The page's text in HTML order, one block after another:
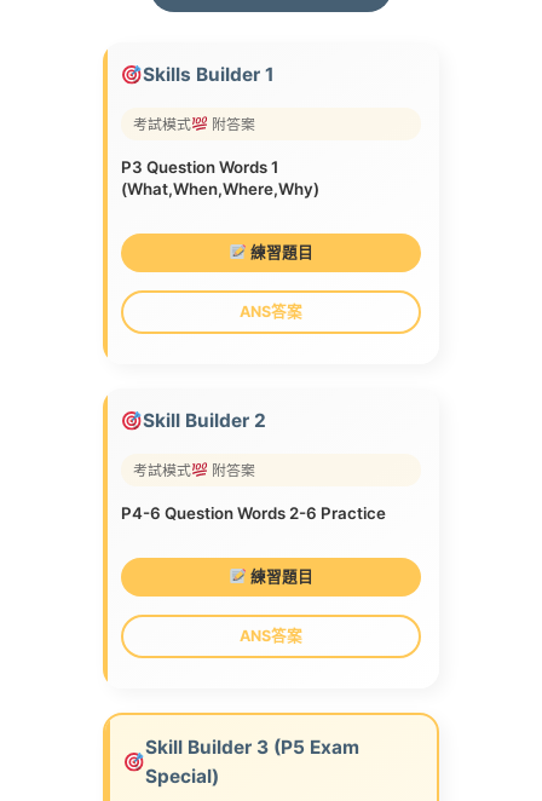
Skills Builder 1
考試模式 附答案
P3 Question Words 1
(What,When,Where,Why)
練習題目
ANS答案
Skill Builder 2
考試模式 附答案
P4-6 Question Words 2-6 Practice
練習題目
ANS答案
Skill Builder 3 (P5 Exam
Special)